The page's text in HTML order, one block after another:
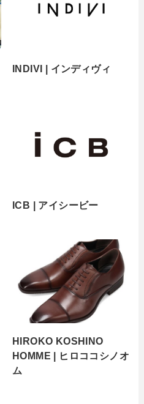
INDIVI | インディヴィ
ICB | アイシービー
HIROKO KOSHINO
HOMME | ヒロココシノオ
ム